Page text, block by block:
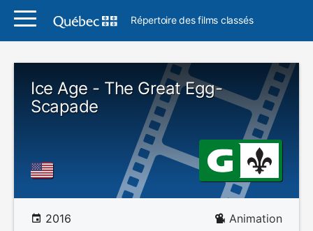
Répertoire des films classés
Ice Age - The Great Egg-
Scapade
2016 Animation